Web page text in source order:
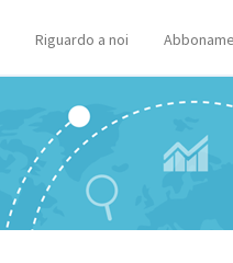
Riguardo a noi